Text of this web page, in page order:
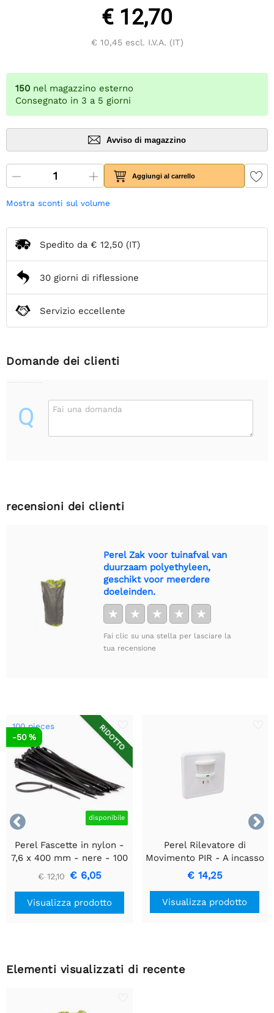
€ 12,70
€ 10,45escl. I.V.A. (IT)
150 nel magazzino esterno
Consegnato in 3 a 5 giorni
Avviso di magazzino
Aggiungi al carrello
Mostra sconti sul volume
Spedito da € 12,50 (IT)
30 giorni di riflessione
Servizio eccellente
Domande dei clienti
Q Fai una domanda
recensioni dei clienti
Perel Zak voor tuinafval van
duurzaam polyethyleen,
geschikt voor meerdere
doeleinden.
★ ★ ★ ★ ★
Fai clic su una stella per lasciare la
tua recensione


RIDOTTO
100 pieces
disponibile
-50 %
Perel Fascette in nylon -
7,6 x 400 mm - nere - 100
pz
€ 12,10 € 6,05
Visualizza prodotto
Perel Rilevatore di
Movimento PIR - A incasso
con Rilevamento
Movimento & Design
Incassato
€ 14,25
Visualizza prodotto
Elementi visualizzati di recente